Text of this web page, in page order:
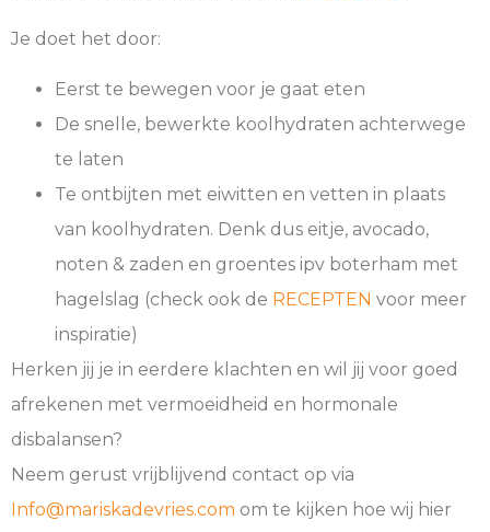
Je doet het door:
Eerst te bewegen voor je gaat eten
De snelle, bewerkte koolhydraten achterwege
te laten
Te ontbijten met eiwitten en vetten in plaats
van koolhydraten. Denk dus eitje, avocado,
noten & zaden en groentes ipv boterham met
hagelslag (check ook de RECEPTEN voor meer
inspiratie)
Herken jij je in eerdere klachten en wil jij voor goed
afrekenen met vermoeidheid en hormonale
disbalansen?
Neem gerust vrijblijvend contact op via
Info@mariskadevries.com om te kijken hoe wij hier